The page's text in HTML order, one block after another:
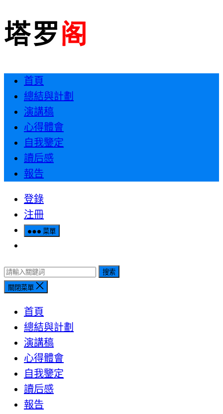
首頁
總結與計劃
演講稿
心得體會
自我鑒定
讀后感
報告
登錄
注冊
菜單
搜索
關閉菜單
首頁
總結與計劃
演講稿
心得體會
自我鑒定
讀后感
報告